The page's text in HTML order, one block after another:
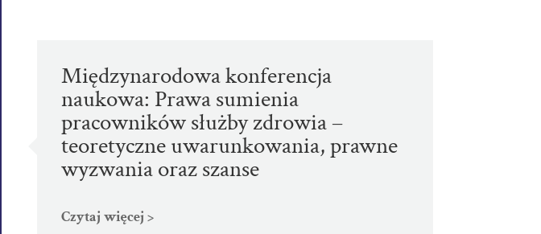
Międzynarodowa konferencja
naukowa: Prawa sumienia
pracowników służby zdrowia –
teoretyczne uwarunkowania, prawne
wyzwania oraz szanse
Czytaj więcej >